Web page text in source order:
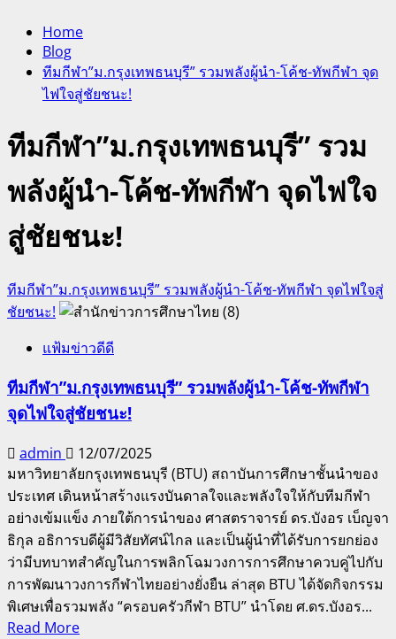
Home
Blog
ทีมกีฬา”ม.กรุงเทพธนบุรี” รวมพลังผู้นำ-โค้ช-ทัพกีฬา จุด
ไฟใจสู่ชัยชนะ!
ทีมกีฬา”ม.กรุงเทพธนบุรี” รวม
พลังผู้นำ-โค้ช-ทัพกีฬา จุดไฟใจ
สู่ชัยชนะ!
ทีมกีฬา”ม.กรุงเทพธนบุรี” รวมพลังผู้นำ-โค้ช-ทัพกีฬา จุดไฟใจสู่
ชัยชนะ!
แฟ้มข่าวดีดี
ทีมกีฬา”ม.กรุงเทพธนบุรี” รวมพลังผู้นำ-โค้ช-ทัพกีฬา
จุดไฟใจสู่ชัยชนะ!
admin
12/07/2025
มหาวิทยาลัยกรุงเทพธนบุรี (BTU) สถาบันการศึกษาชั้นนำของ
ประเทศ เดินหน้าสร้างแรงบันดาลใจและพลังใจให้กับทีมกีฬา
อย่างเข้มแข็ง ภายใต้การนำของ ศาสตราจารย์ ดร.บังอร เบ็ญจา
ธิกุล อธิการบดีผู้มีวิสัยทัศน์ไกล และเป็นผู้นำที่ได้รับการยกย่อง
ว่ามีบทบาทสำคัญในการพลิกโฉมวงการการศึกษาควบคู่ไปกับ
การพัฒนาวงการกีฬาไทยอย่างยั่งยืน ล่าสุด BTU ได้จัดกิจกรรม
พิเศษเพื่อรวมพลัง “ครอบครัวกีฬา BTU” นำโดย ศ.ดร.บังอร...
Read MoreRead